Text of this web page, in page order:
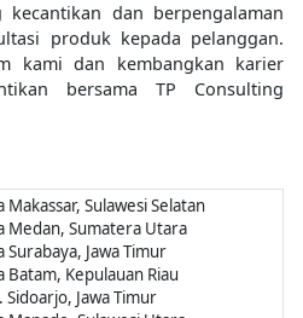
dan berpengalaman
produk kepada pelanggan.
kami dan kembangkan karier
bersama TP Consulting
Makassar, Sulawesi Selatan
Medan, Sumatera Utara
Surabaya, Jawa Timur
Batam, Kepulauan Riau
Sidoarjo, Jawa Timur